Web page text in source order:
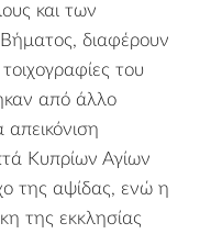
και των
διαφέρουν
του
από άλλο
Κυπρίων Αγίων
της αψίδας, ενώ η
της εκκλησίας